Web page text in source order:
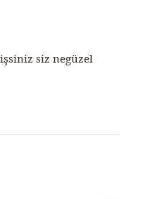
siz negüzel